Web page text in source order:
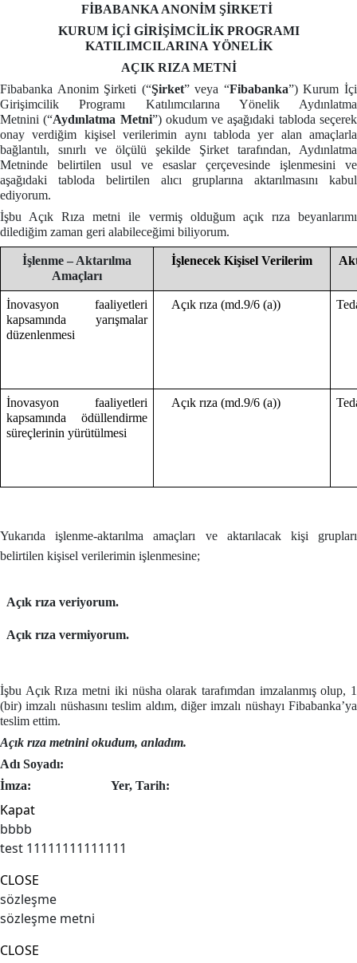
FİBABANKA ANONİM ŞİRKETİ
KURUM İÇİ GİRİŞİMCİLİK PROGRAMI
KATILIMCILARINA YÖNELİK
AÇIK RIZA METNİ
Fibabanka Anonim Şirketi (“Şirket” veya “Fibabanka”) Kurum İçi
Girişimcilik Programı Katılımcılarına Yönelik Aydınlatma
Metnini (“Aydınlatma Metni”) okudum ve aşağıdaki tabloda seçerek
onay verdiğim kişisel verilerimin aynı tabloda yer alan amaçlarla
bağlantılı, sınırlı ve ölçülü şekilde Şirket tarafından, Aydınlatma
Metninde belirtilen usul ve esaslar çerçevesinde işlenmesini ve
aşağıdaki tabloda belirtilen alıcı gruplarına aktarılmasını kabul
ediyorum.
İşbu Açık Rıza metni ile vermiş olduğum açık rıza beyanlarımı
dilediğim zaman geri alabileceğimi biliyorum.
İşlenme – Aktarılma
Amaçları
İşlenecek Kişisel Verilerim
İnovasyon faaliyetleri
kapsamında yarışmalar
düzenlenmesi
Açık rıza (md.9/6 (a))
İnovasyon faaliyetleri
kapsamında ödüllendirme
süreçlerinin yürütülmesi
Açık rıza (md.9/6 (a))
Yukarıda işlenme-aktarılma amaçları ve aktarılacak kişi grupları
belirtilen kişisel verilerimin işlenmesine;
Açık rıza veriyorum.
Açık rıza vermiyorum.
İşbu Açık Rıza metni iki nüsha olarak tarafımdan imzalanmış olup, 1
(bir) imzalı nüshasını teslim aldım, diğer imzalı nüshayı Fibabanka’ya
teslim ettim.
Açık rıza metnini okudum, anladım.
Adı Soyadı:
İmza:
Yer, Tarih:
Kapat
bbbb
test 11111111111111
CLOSE
sözleşme
sözleşme metni
CLOSE